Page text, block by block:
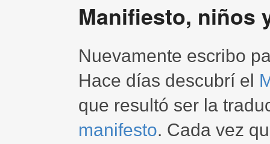
Manifiesto, niños
Nuevamente escribo
Hace días descubrí el
que resultó ser la
manifesto. Cada vez